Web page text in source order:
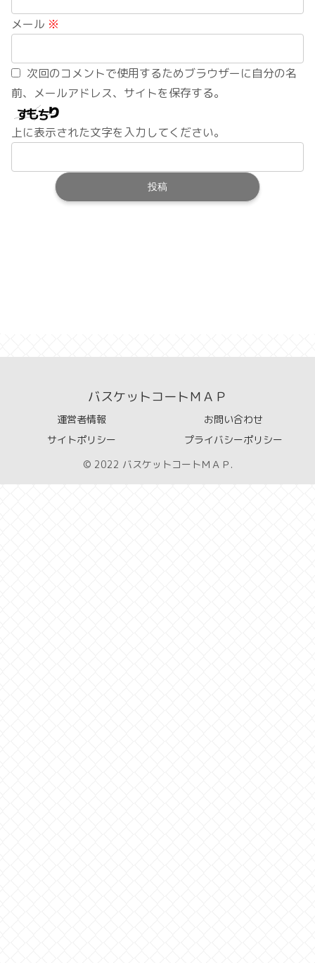
メール ※
次回のコメントで使用するためブラウザーに自分の名
前、メールアドレス、サイトを保存する。
上に表示された文字を入力してください。
バスケットコートＭＡＰ
運営者情報
お問い合わせ
サイトポリシー
プライバシーポリシー
© 2022 バスケットコートＭＡＰ.